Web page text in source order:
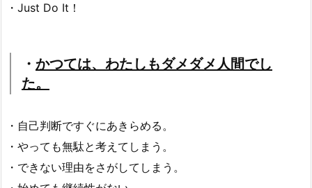
・Just Do It！
・ かつては、わたしもダメダメ人間でし
た。
・自己判断ですぐにあきらめる。
・やっても無駄と考えてしまう。
・できない理由をさがしてしまう。